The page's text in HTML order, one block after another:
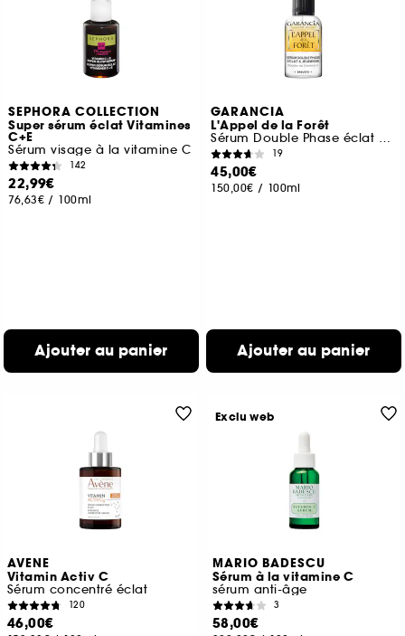
SEPHORA COLLECTION
Super sérum éclat Vitamines
C+E
Sérum visage à la vitamine C
142
22,99€
76,63€ / 100ml
Ajouter au panier
GARANCIA
L'Appel de la Forêt
Sérum Double Phase éclat & jeunesse Booster de Vitamine C
19
45,00€
150,00€ / 100ml
Ajouter au panier
AVENE
Vitamin Activ C
Sérum concentré éclat
120
46,00€
MARIO BADESCU
Sérum à la vitamine C
sérum anti-âge
3
58,00€
Exclu web